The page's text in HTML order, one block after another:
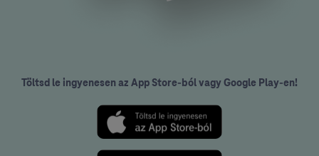
Töltsd le ingyenesen az App Store-ból vagy Google Play-en!